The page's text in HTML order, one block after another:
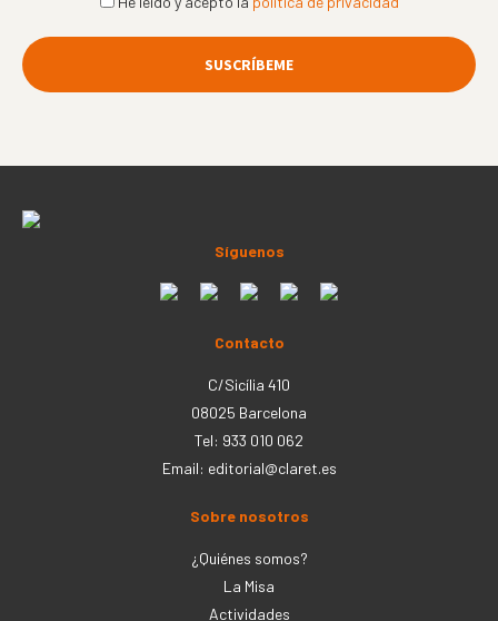
Síguenos
Contacto
C/Sicília 410
08025 Barcelona
Tel: 933 010 062
Email: editorial@claret.es
Sobre nosotros
¿Quiénes somos?
La Misa
Actividades